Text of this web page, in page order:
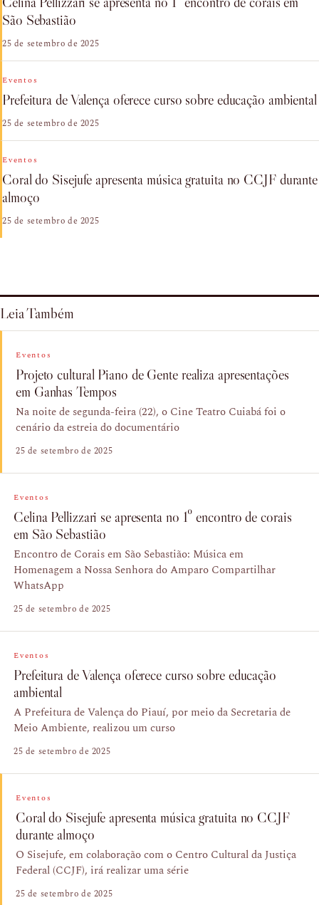
São Sebastião
25 de setembro de 2025
Eventos
Prefeitura de Valença oferece curso sobre educação ambiental
25 de setembro de 2025
Eventos
Coral do Sisejufe apresenta música gratuita no CCJF durante
almoço
25 de setembro de 2025
Leia Também
Eventos
Projeto cultural Piano de Gente realiza apresentações
em Ganhas Tempos
Na noite de segunda-feira (22), o Cine Teatro Cuiabá foi o
cenário da estreia do documentário
25 de setembro de 2025
Eventos
Celina Pellizzari se apresenta no 1º encontro de corais
em São Sebastião
Encontro de Corais em São Sebastião: Música em
Homenagem a Nossa Senhora do Amparo Compartilhar
WhatsApp
25 de setembro de 2025
Eventos
Prefeitura de Valença oferece curso sobre educação
ambiental
A Prefeitura de Valença do Piauí, por meio da Secretaria de
Meio Ambiente, realizou um curso
25 de setembro de 2025
Eventos
Coral do Sisejufe apresenta música gratuita no CCJF
durante almoço
O Sisejufe, em colaboração com o Centro Cultural da Justiça
Federal (CCJF), irá realizar uma série
25 de setembro de 2025